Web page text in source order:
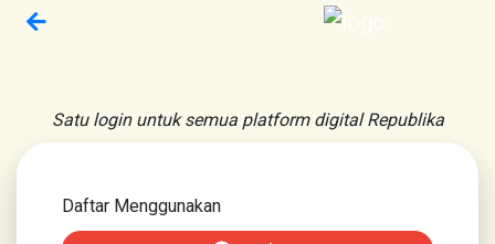
Satu login untuk semua platform digital Republika
Daftar Menggunakan